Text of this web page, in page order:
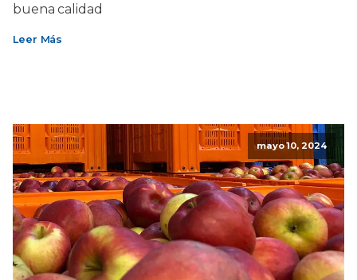
buena calidad
Leer Más
mayo 10, 2024